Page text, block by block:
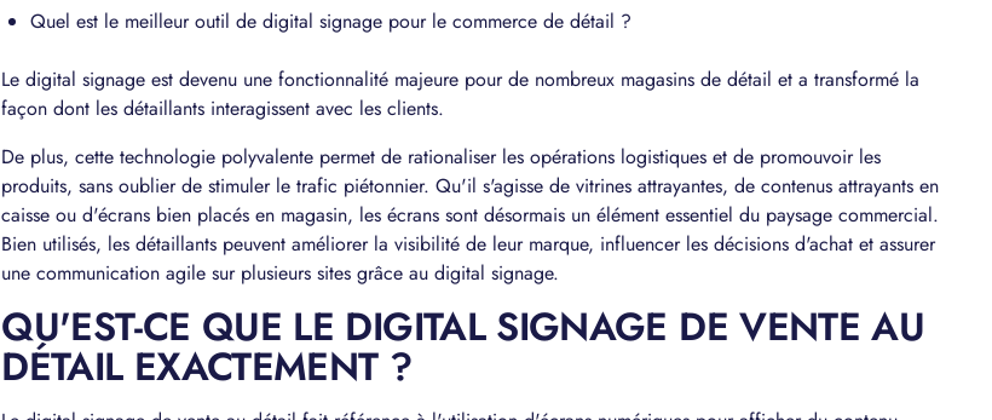
Quel est le meilleur outil de digital signage pour le commerce de détail ?
Le digital signage est devenu une fonctionnalité majeure pour de nombreux magasins de détail et a transformé la
façon dont les détaillants interagissent avec les clients.
De plus, cette technologie polyvalente permet de rationaliser les opérations logistiques et de promouvoir les
produits, sans oublier de stimuler le trafic piétonnier. Qu'il s'agisse de vitrines attrayantes, de contenus attrayants en
caisse ou d'écrans bien placés en magasin, les écrans sont désormais un élément essentiel du paysage commercial.
Bien utilisés, les détaillants peuvent améliorer la visibilité de leur marque, influencer les décisions d'achat et assurer
une communication agile sur plusieurs sites grâce au digital signage.
QU'EST-CE QUE LE DIGITAL SIGNAGE DE VENTE AU
DÉTAIL EXACTEMENT ?